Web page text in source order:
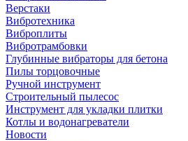
Верстаки
Вибротехника
Виброплиты
Вибротрамбовки
Глубинные вибраторы для бетона
Пилы торцовочные
Ручной инструмент
Строительный пылесос
Инструмент для укладки плитки
Котлы и водонагреватели
Новости